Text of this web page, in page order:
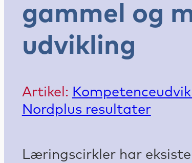
gammel og
udvikling
Artikel:
Nordplus resultater
Læringscirkler har